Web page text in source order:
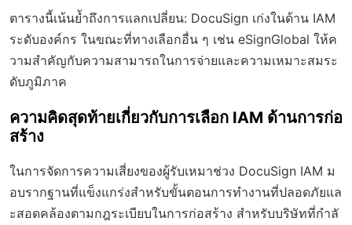
ตารางนี้เน้นย้ำถึงการแลกเปลี่ยน: DocuSign เก่งในด้าน IAM
ระดับองค์กร ในขณะที่ทางเลือกอื่น ๆ เช่น eSignGlobal ให้ค
วามสำคัญกับความสามารถในการจ่ายและความเหมาะสมระ
ดับภูมิภาค
ความคิดสุดท้ายเกี่ยวกับการเลือก IAM ด้านการก่อ
สร้าง
ในการจัดการความเสี่ยงของผู้รับเหมาช่วง DocuSign IAM ม
อบรากฐานที่แข็งแกร่งสำหรับขั้นตอนการทำงานที่ปลอดภัยแล
ะสอดคล้องตามกฎระเบียบในการก่อสร้าง สำหรับบริษัทที่กำลั